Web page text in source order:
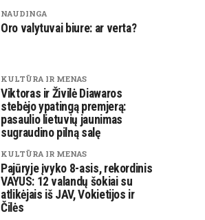
NAUDINGA
Oro valytuvai biure: ar verta?
KULTŪRA IR MENAS
Viktoras ir Živilė Diawaros
stebėjo ypatingą premjerą:
pasaulio lietuvių jaunimas
sugraudino pilną salę
KULTŪRA IR MENAS
Pajūryje įvyko 8-asis, rekordinis
VAYUS: 12 valandų šokiai su
atlikėjais iš JAV, Vokietijos ir
Čilės